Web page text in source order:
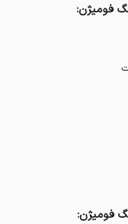
فومیژن:
فومیژن: